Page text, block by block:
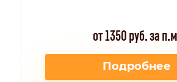
от 1350 руб. за
Подробнее